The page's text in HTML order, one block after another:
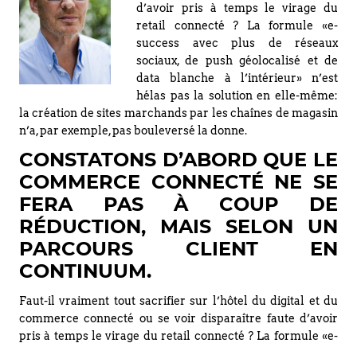
d’avoir pris à temps le virage du
retail connecté ? La formule «e-
success avec plus de réseaux
sociaux, de push géolocalisé et de
data blanche à l’intérieur» n’est
hélas pas la solution en elle-même:
la création de sites marchands par les chaînes de magasin
n’a, par exemple, pas bouleversé la donne.
CONSTATONS D’ABORD QUE LE
COMMERCE CONNECTÉ NE SE
FERA PAS À COUP DE
RÉDUCTION, MAIS SELON UN
PARCOURS CLIENT EN
CONTINUUM.
Faut-il vraiment tout sacrifier sur l’hôtel du digital et du
commerce connecté ou se voir disparaître faute d’avoir
pris à temps le virage du retail connecté ? La formule «e-